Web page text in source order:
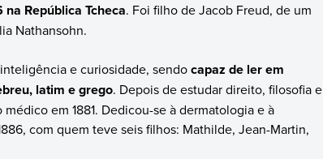
República Tcheca. Foi filho de Jacob Freud, de um
Nathansohn.
e curiosidade, sendocapaz de ler em
latim e grego. Depois de estudar direito, filosofia e
em 1881. Dedicou-se à dermatologia e à
com quem teve seis filhos: Mathilde, Jean-Martin,